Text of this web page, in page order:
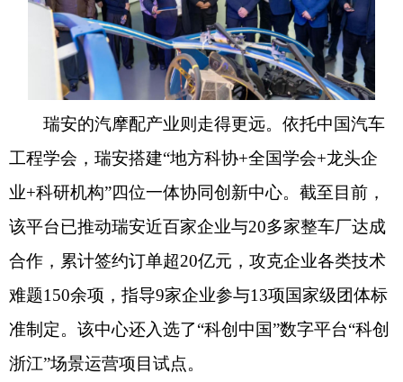
瑞安的汽摩配产业则走得更远。依托中国汽车
工程学会，瑞安搭建“地方科协+全国学会+龙头企
业+科研机构”四位一体协同创新中心。截至目前，
该平台已推动瑞安近百家企业与20多家整车厂达成
合作，累计签约订单超20亿元，攻克企业各类技术
难题150余项，指导9家企业参与13项国家级团体标
准制定。该中心还入选了“科创中国”数字平台“科创
浙江”场景运营项目试点。